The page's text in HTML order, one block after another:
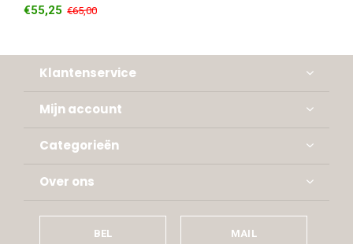
€55,25 €65,00
Klantenservice
Mijn account
Categorieën
Over ons
BEL MAIL